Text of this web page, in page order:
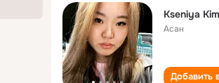
Kseniya Kim
Асан
Добавить